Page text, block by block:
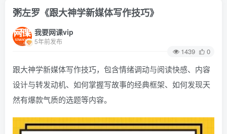
粥左罗《跟大神学新媒体写作技巧》
我要网课vip
5年前发布
1439 0
跟大神学新媒体写作技巧，包含情绪调动与阅读快感、内容
设计与转发动机、如何掌握写故事的经典框架、如何发现天
然有爆款气质的选题等内容。